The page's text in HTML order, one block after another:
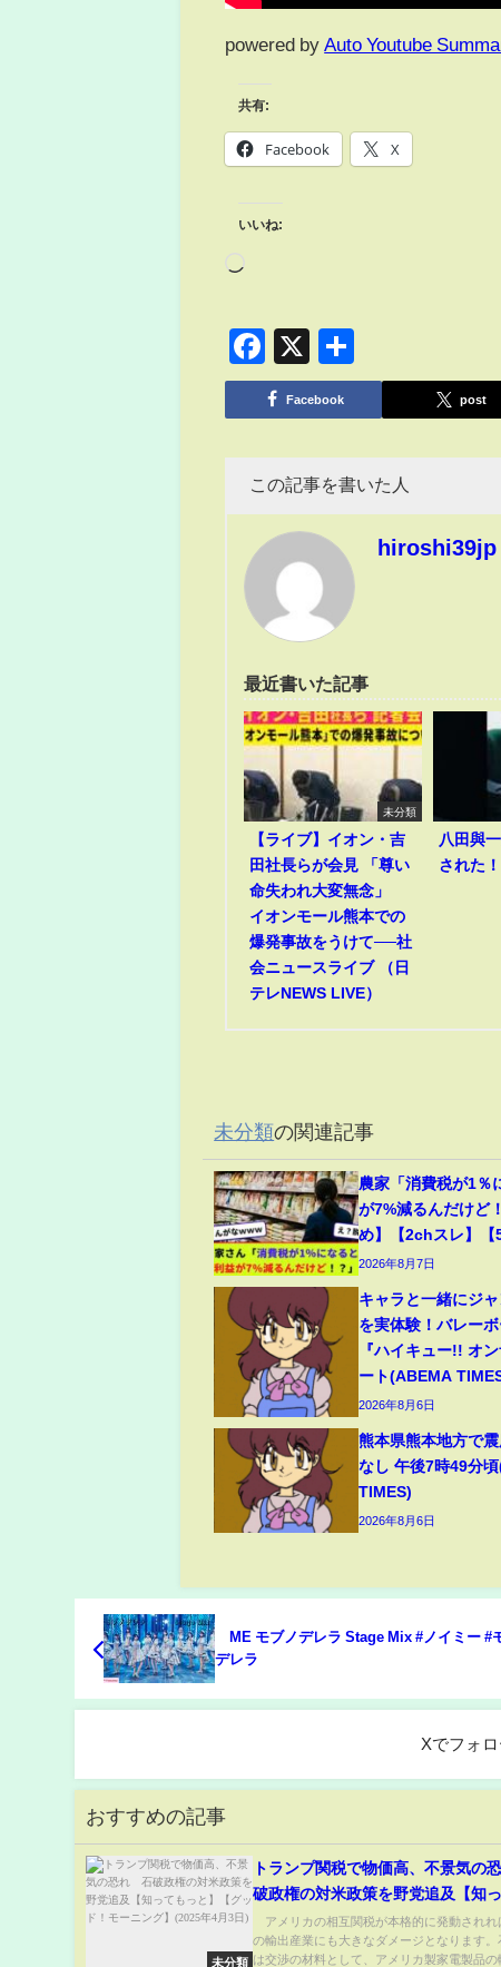
powered by Auto Youtube
共有:
Facebook X
いいね:
Facebook
X
有
Facebook post
この記事を書いた人
hiroshi39jp
最近書いた記事
未分類
【ライブ】イオン・吉
田社長らが会見 「尊い
命失われ大変無念」
イオンモール熊本での
爆発事故をうけて──社
会ニュースライブ （日
テレNEWS LIVE）
八田與
された！
未分類の関連記事
農家「消費税が1％
が7%減るんだけど
め】【2chスレ】【
2026年8月7日
キャラと一緒にジ
を実体験！バレー
『ハイキュー!! オ
ート(ABEMA
2026年8月6日
熊本県熊本地方で
なし 午後7時49分
TIMES)
2026年8月6日
≠ME モブノデレラ Stage Mix #ノイミー #
デレラ
Xでフォロ
おすすめの記事
未分類
トランプ関税で物価高、不景気の
破政権の対米政策を野党追及【知
と】【グッド！モーニング】
日)
アメリカの相互関税が本格的に発動されれ
の輸出産業にも大きなダメージとなります。
は交渉の材料として、アメリカ製家電製品の